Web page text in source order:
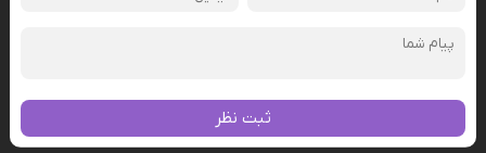
ثبت نظر